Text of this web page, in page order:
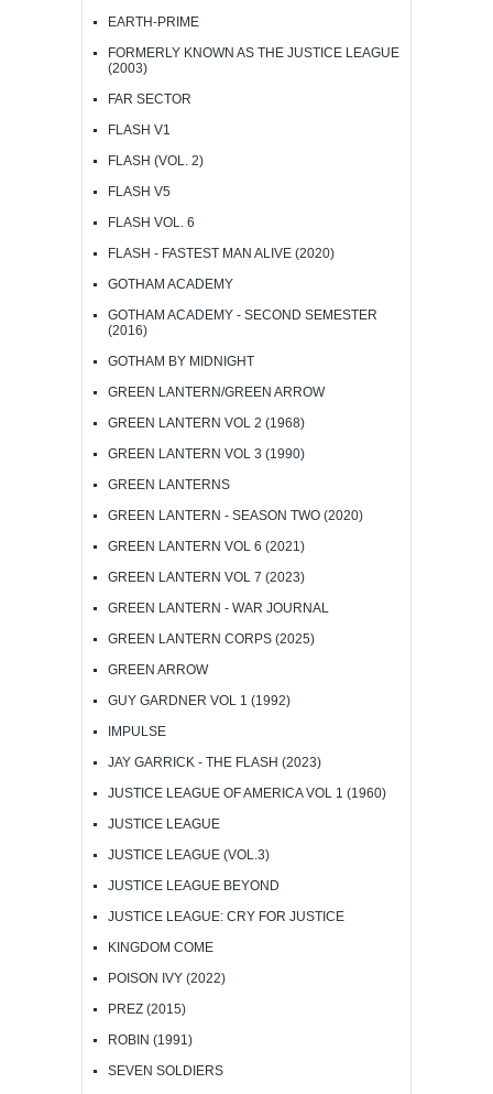
EARTH-PRIME
FORMERLY KNOWN AS THE JUSTICE LEAGUE
(2003)
FAR SECTOR
FLASH V1
FLASH (VOL. 2)
FLASH V5
FLASH VOL. 6
FLASH - FASTEST MAN ALIVE (2020)
GOTHAM ACADEMY
GOTHAM ACADEMY - SECOND SEMESTER
(2016)
GOTHAM BY MIDNIGHT
GREEN LANTERN/GREEN ARROW
GREEN LANTERN VOL 2 (1968)
GREEN LANTERN VOL 3 (1990)
GREEN LANTERNS
GREEN LANTERN - SEASON TWO (2020)
GREEN LANTERN VOL 6 (2021)
GREEN LANTERN VOL 7 (2023)
GREEN LANTERN - WAR JOURNAL
GREEN LANTERN CORPS (2025)
GREEN ARROW
GUY GARDNER VOL 1 (1992)
IMPULSE
JAY GARRICK - THE FLASH (2023)
JUSTICE LEAGUE OF AMERICA VOL 1 (1960)
JUSTICE LEAGUE
JUSTICE LEAGUE (VOL.3)
JUSTICE LEAGUE BEYOND
JUSTICE LEAGUE: CRY FOR JUSTICE
KINGDOM COME
POISON IVY (2022)
PREZ (2015)
ROBIN (1991)
SEVEN SOLDIERS